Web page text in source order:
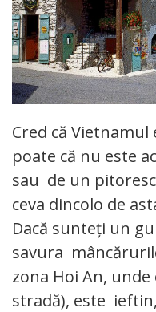
Cred că
poate că nu este
sau de un
ceva dincolo de
Dacă sunteți un
savura
zona Hoi An,
stradă), este